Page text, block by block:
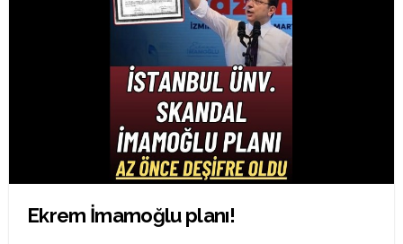
Ekrem İmamoğlu planı!